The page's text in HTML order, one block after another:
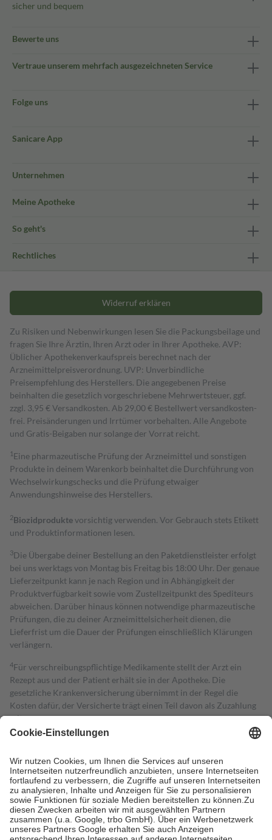
sicher und bequem
Bewerte uns
Vertraue unserem mehrfach ausgezeichneten Service
Folge uns
Sanicare App
Unternehmen
Meine Apotheke
So geht's
Rechtliches
Widerruf erklären
Zu Risiken und Nebenwirkungen lesen Sie die Packungsbeilage und
fragen Sie Ihre Ärztin, Ihren Arzt oder in Ihrer Apotheke. AVP:
Üblicher Apothekenverkaufspreis berechnet nach der
Arzneimittelpreisverordnung. UVP: Unverbindliche
Preisempfehlung des Herstellers. Die angegebenen Preise
beinhalten die gesetzlich vorgeschriebene Mehrwertsteuer, ggf.
zzgl. 3,95 € Versandkosten. Ab 29,00 € Bestell­wert versand­kosten­
frei. Preisänderungen und Irrtümer vorbehalten. Alle Angebote
und Gratis-Beigaben nur solange der Vorrat reicht.
1 Eine pharmazeutische Prüfung der Arzneimittel und sonstigen
Produkte in deinem Warenkorb beinhaltet die Durchführung von
Wechselwirkungschecks und die Prüfung etwaiger
Anwendungshinweise des Herstellers.
2Biozidproduktevorsichtig verwenden. Vor Gebrauch stets Etikett
und Produktinformationen lesen.
3Die Übergabe deiner Bestellung an den Paketdienstleister erfolgt
bei uns werktags von Montag bis Freitag bis 18:00 Uhr. Der genaue
Lieferzeitpunkt kann je nach Region und in Abhängigkeit der
Produktverfügbarkeit sowie vom Zustellzeitpunkt des Spediteurs
abweichen. Darüber hinaus können notwendige pharmazeutische
Prüfungen, die zu deiner Arzneimittelsicherheit dienen, die
Lieferfrist um die Dauer der Prüfungen einschließlich Klärungen
verlängern.
4Für verschreibungspflichtige Medikamente stellt der Arzt ein
Rezept aus und der Patient erhält sie in der Apotheke. Die
gesetzliche Krankenversicherung übernimmt in der Regel die
Kosten dafür, der Versicherte trägt einen Teil davon als Zuzahlung
mit.
Grundsätzlich leisten Mitglieder Zuzahlungen in Höhe von zehn
höchstens zehn Euro.
Es sind jedoch nie mehr als die tatsächlichen
Kosten der Leistung zu entrichten.
Diese Regeln gelten grundsätzlich auch für Online-Apotheken.
Bei Heilmitteln und häuslicher Krankenpflege beträgt die
Zuzahlung zehn Prozent der Kosten sowie zehn Euro je
Verordnung.
Um das Engagement der Versicherten für ihre eigene Gesundheit zu